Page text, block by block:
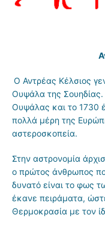
Ο Αντρέας Κέλσιος
Ουψάλα της Σουηδίας.
Ουψάλας και το 1730
πολλά μέρη της
αστεροσκοπεία.
Στην αστρονομία
ο πρώτος άνθρωπος
δυνατό είναι το φως
έκανε πειράματα,
Θερμοκρασία με τον